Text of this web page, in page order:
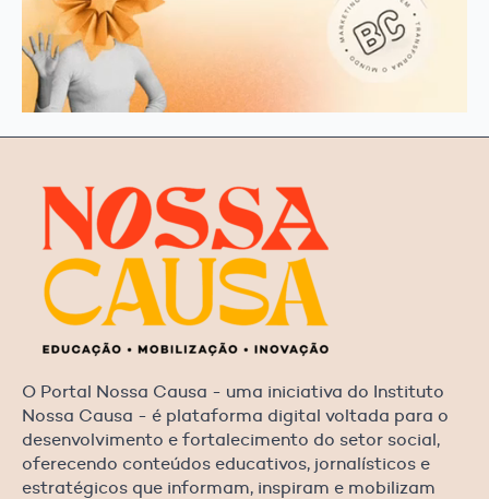
O Portal Nossa Causa - uma iniciativa do Instituto
Nossa Causa - é plataforma digital voltada para o
desenvolvimento e fortalecimento do setor social,
oferecendo conteúdos educativos, jornalísticos e
estratégicos que informam, inspiram e mobilizam